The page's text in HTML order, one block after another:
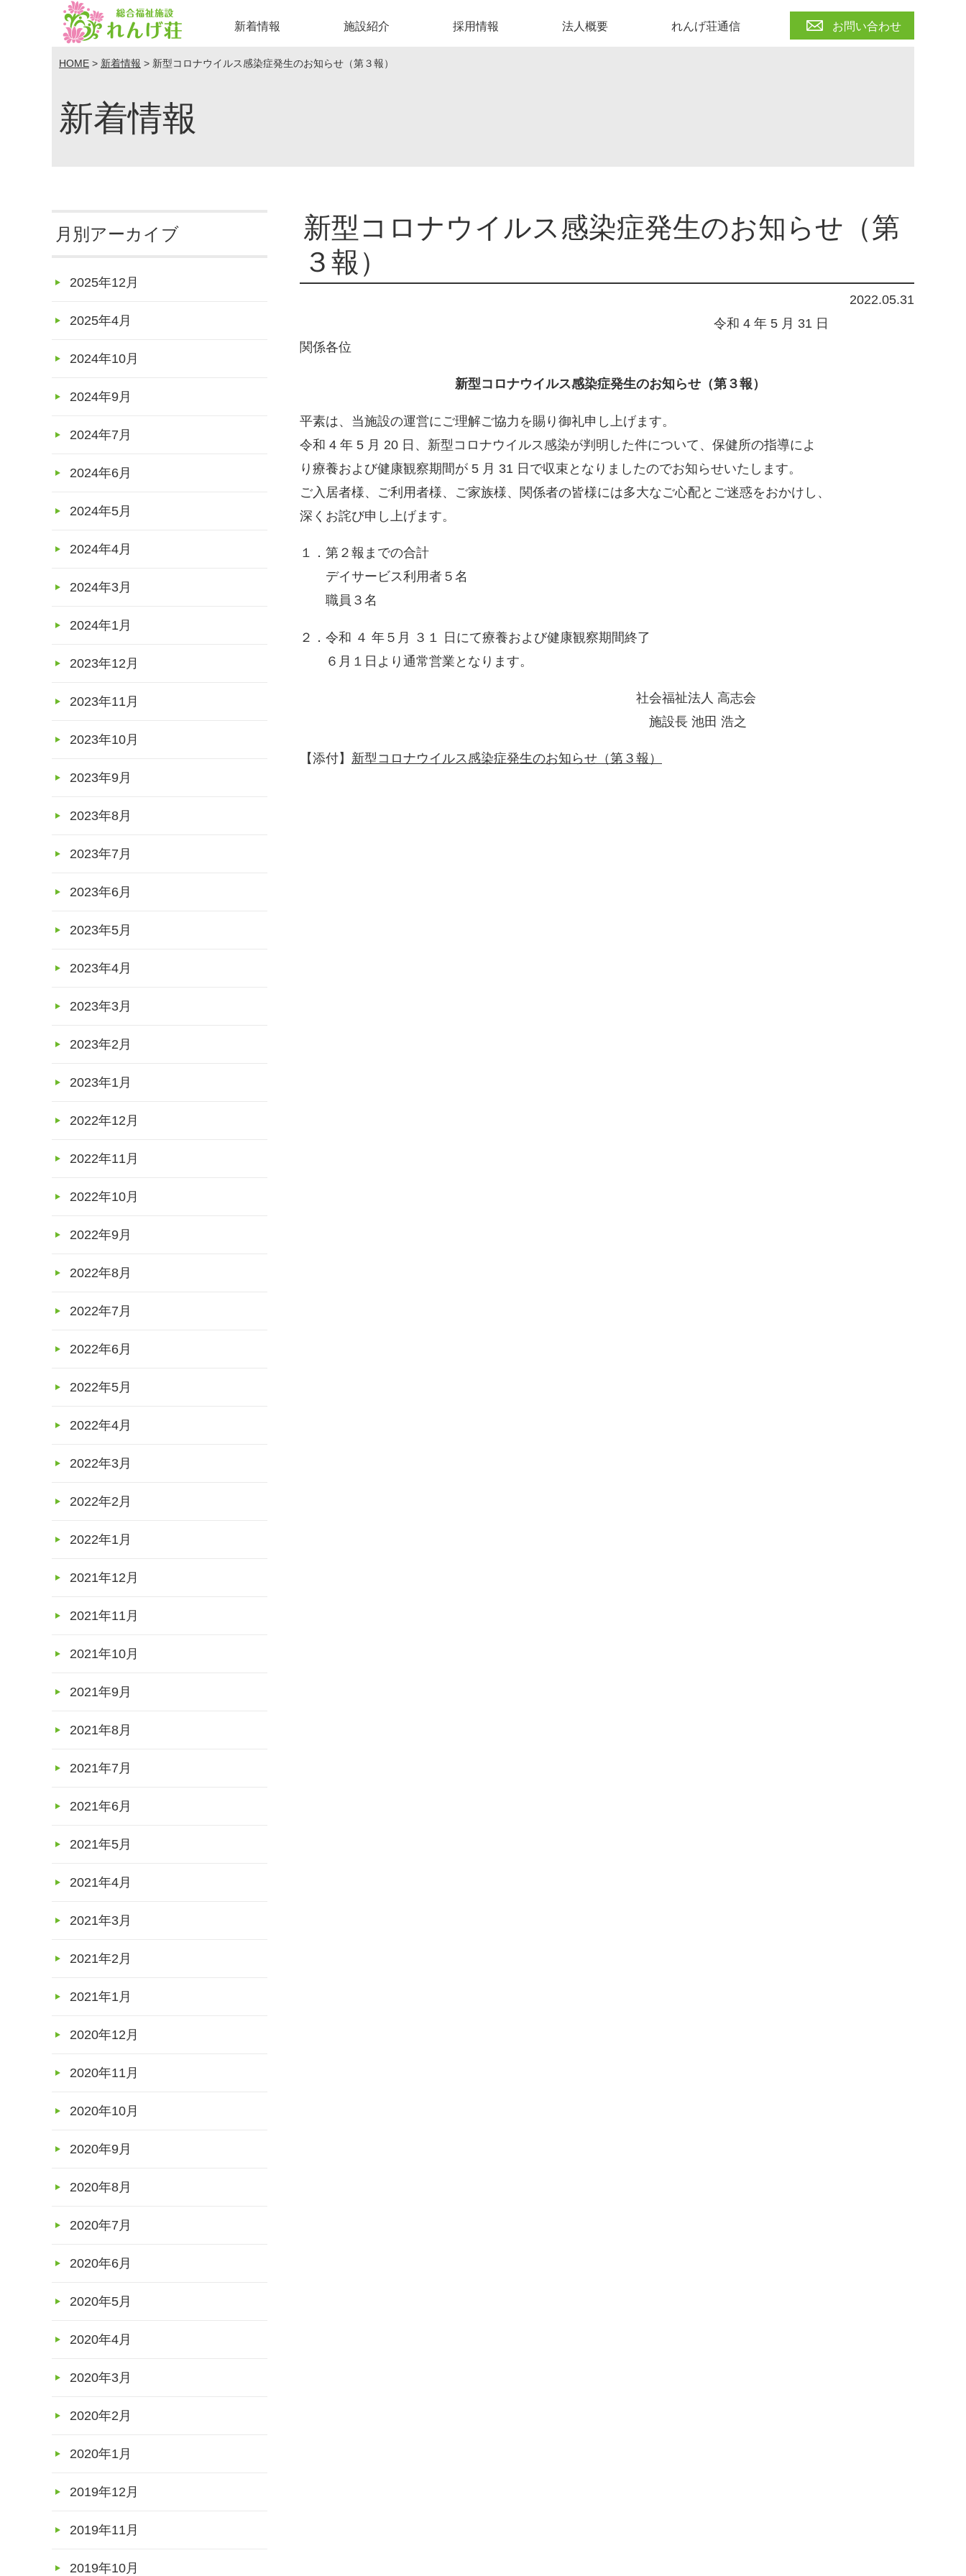
新着情報 施設紹介 採用情報 法人概要 れんげ荘通信 お問い合わせ
HOME > 新着情報 > 新型コロナウイルス感染症発生のお知らせ（第３報）
新着情報
新型コロナウイルス感染症発生のお知らせ（第
３報）
2022.05.31
令和 4 年 5 月 31 日
関係各位
新型コロナウイルス感染症発生のお知らせ（第３報）
平素は、当施設の運営にご理解ご協力を賜り御礼申し上げます。
令和 4 年 5 月 20 日、新型コロナウイルス感染が判明した件について、保健所の指導によ
り療養および健康観察期間が 5 月 31 日で収束となりましたのでお知らせいたします。
ご入居者様、ご利用者様、ご家族様、関係者の皆様には多大なご心配とご迷惑をおかけし、
深くお詫び申し上げます。
１．第２報までの合計
デイサービス利用者５名
職員３名
２．令和 ４ 年５月 ３１ 日にて療養および健康観察期間終了
６月１日より通常営業となります。
社会福祉法人 高志会
施設長 池田 浩之
【添付】 新型コロナウイルス感染症発生のお知らせ（第３報）
月別アーカイブ
2025年12月
2025年4月
2024年10月
2024年9月
2024年7月
2024年6月
2024年5月
2024年4月
2024年3月
2024年1月
2023年12月
2023年11月
2023年10月
2023年9月
2023年8月
2023年7月
2023年6月
2023年5月
2023年4月
2023年3月
2023年2月
2023年1月
2022年12月
2022年11月
2022年10月
2022年9月
2022年8月
2022年7月
2022年6月
2022年5月
2022年4月
2022年3月
2022年2月
2022年1月
2021年12月
2021年11月
2021年10月
2021年9月
2021年8月
2021年7月
2021年6月
2021年5月
2021年4月
2021年3月
2021年2月
2021年1月
2020年12月
2020年11月
2020年10月
2020年9月
2020年8月
2020年7月
2020年6月
2020年5月
2020年4月
2020年3月
2020年2月
2020年1月
2019年12月
2019年11月
2019年10月